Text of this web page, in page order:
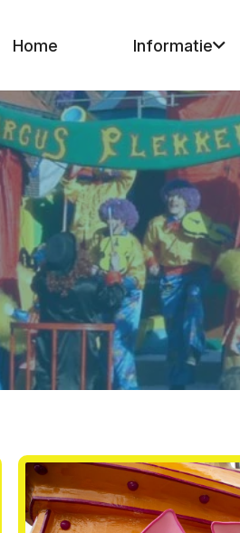
Home Informatie